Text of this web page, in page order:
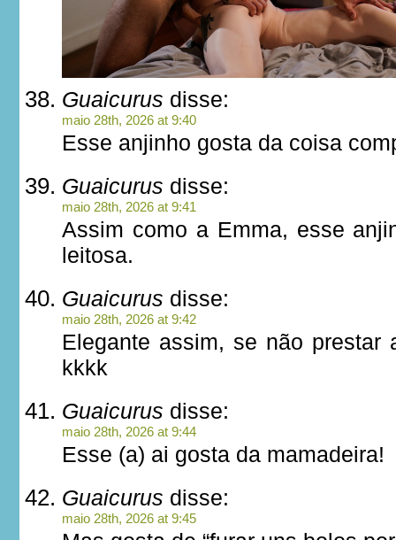
Guaicurus disse:
maio 28th, 2026 at 9:40
Esse anjinho gosta da coisa
Guaicurus disse:
maio 28th, 2026 at 9:41
Assim como a Emma, esse
leitosa.
Guaicurus disse:
maio 28th, 2026 at 9:42
Elegante assim, se não prestar
kkkk
Guaicurus disse:
maio 28th, 2026 at 9:44
Esse (a) ai gosta da mamadeira!
Guaicurus disse:
maio 28th, 2026 at 9:45